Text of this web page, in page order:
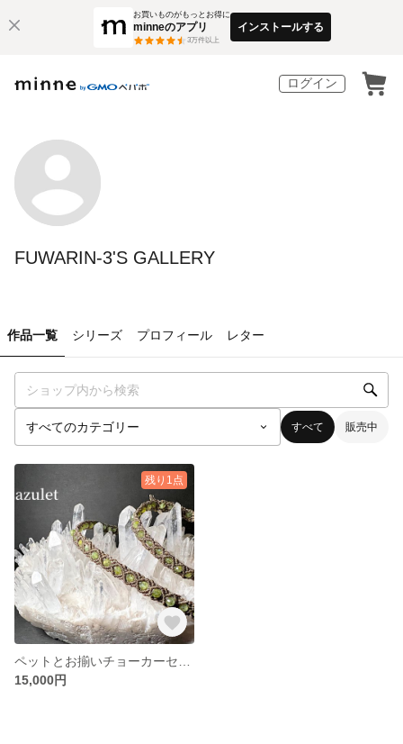
お買いものがもっとお得に
minneのアプリ
3万件以上
インストールする
ログイン
FUWARIN-3'S GALLERY
作品一覧 シリーズ プロフィール レター
すべて 販売中
残り1点
15,000円